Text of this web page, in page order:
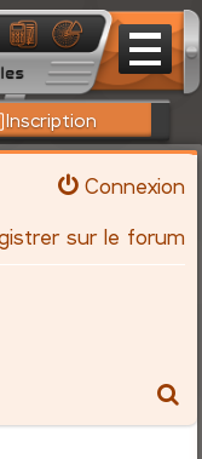
Inscription
Connexion
sur le forum